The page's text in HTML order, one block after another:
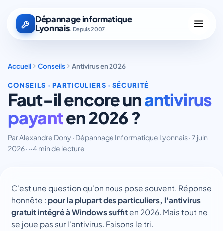
Dépannage informatique
Lyonnais. Depuis 2007
Accueil Conseils Antivirus en 2026
CONSEILS · PARTICULIERS · SÉCURITÉ
Faut-il encore unantivirus
payanten 2026 ?
Par Alexandre Dony · Dépannage Informatique Lyonnais · 7 juin
2026 · ~4 min de lecture
C'est une question qu'on nous pose souvent. Réponse
honnête : pour la plupart des particuliers, l'antivirus
gratuit intégré à Windows suffit en 2026. Mais tout ne
se joue pas sur l'antivirus. Faisons le tri.